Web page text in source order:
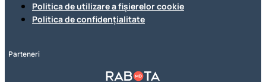
Politica de utilizare a fișierelor cookie
Politica de confidențialitate
Parteneri